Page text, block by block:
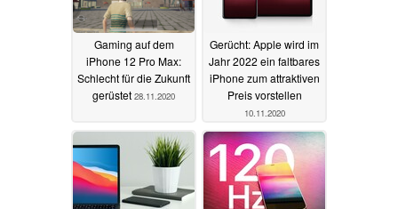
Gaming auf dem
iPhone 12 Pro Max:
Schlecht für die Zukunft
gerüstet 28.11.2020
Gerücht: Apple wird im
Jahr 2022 ein faltbares
iPhone zum attraktiven
Preis vorstellen
10.11.2020